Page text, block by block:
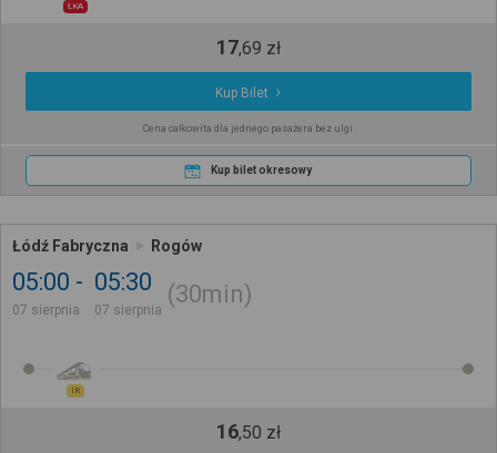
ŁKA
17,69 zł
Kup Bilet
Cena całkowita dla jednego pasażera bez ulgi
Kup bilet okresowy
Łódź Fabryczna Rogów
05:00
07 sierpnia
05:30
07 sierpnia
30min
IR
16,50 zł